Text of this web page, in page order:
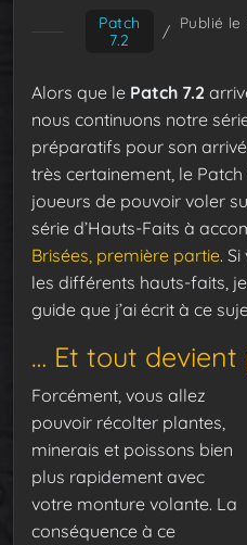
Patch
7.2
/ Publié le
Alors que le Patch 7.2
nous continuons notre
préparatifs pour son
très certainement, le
joueurs de pouvoir voler
série d’Hauts-Faits à
Brisées, première partie.
les différents hauts-faits,
guide que j’ai écrit à ce
… Et tout devient
Forcément, vous allez
pouvoir récolter plantes,
minerais et poissons bien
plus rapidement avec
votre monture volante. La
conséquence à ce